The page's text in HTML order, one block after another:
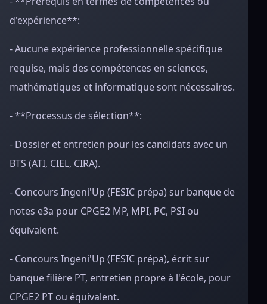
d'expérience**:
- Aucune expérience professionnelle spécifique
requise, mais des compétences en sciences,
mathématiques et informatique sont nécessaires.
- **Processus de sélection**:
- Dossier et entretien pour les candidats avec un
BTS (ATI, CIEL, CIRA).
- Concours Ingeni'Up (FESIC prépa) sur banque de
notes e3a pour CPGE2 MP, MPI, PC, PSI ou
équivalent.
- Concours Ingeni'Up (FESIC prépa), écrit sur
banque filière PT, entretien propre à l'école, pour
CPGE2 PT ou équivalent.